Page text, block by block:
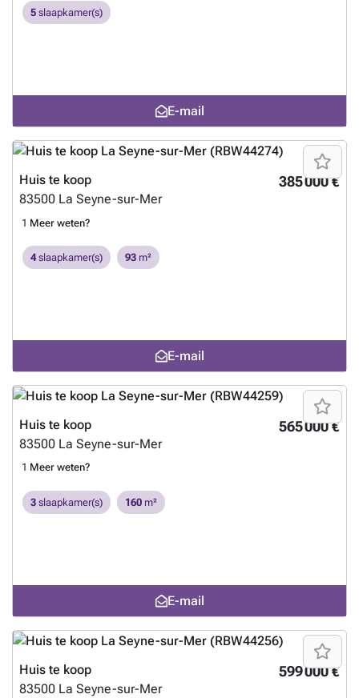
5 slaapkamer(s)
E-mail
385 000 €
Huis te koop
83500 La Seyne-sur-Mer
1 Meer weten?
4slaapkamer(s) 93 m²
E-mail
565 000 €
Huis te koop
83500 La Seyne-sur-Mer
1 Meer weten?
3 slaapkamer(s) 160 m²
E-mail
599 000 €
Huis te koop
83500 La Seyne-sur-Mer